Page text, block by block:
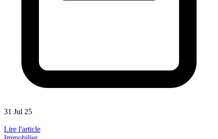
31 Jul 25
Lire l'article